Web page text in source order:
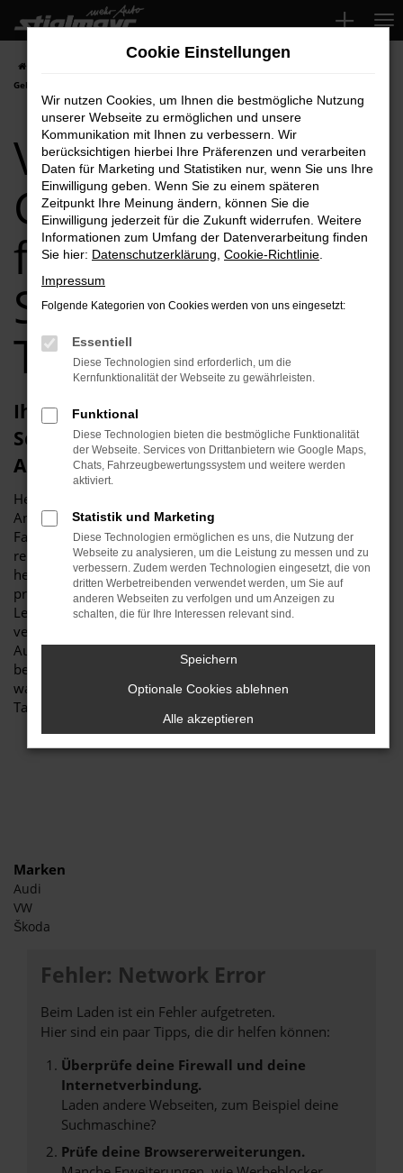
Zum
Hauptinhalt
springen
Gebrauchtwagen für Schrobenhausen Top-Angebote
VW Taigo
Gebrauchtwagen
für
Schrobenhausen
Top-Angebote
Ihren VW Taigo Gebrauchtwagen für
Schrobenhausen erhalten Sie im
Autohaus Stiglmayr
Herzlich willkommen bei Autohaus Stiglmayr – Ihre erste
Anlaufstelle für exzellente VW Taigo Gebrauchtwagen
Fahrzeuge für Schrobenhausen und Umgebung! Unser
renommiertes Autohaus ist stolz darauf, Ihnen eine
herausragende Auswahl an VW Taigo Gebrauchtwagen zu
präsentieren, die höchste Standards in Sachen Qualität und
Leistung erfüllen. Wir sind seit Jahren Ihr
vertrauenswürdiger Partner, wenn es um erstklassige
Automobile geht. Erfahren Sie mehr über unsere
beeindruckende VW Taigo Gebrauchtwagen Flotte und
warum Autohaus Stiglmayr die bevorzugte Adresse für VW
Taigo Gebrauchtwagen Liebhaber ist.
Marken
Audi
VW
Škoda
Fehler: Network Error
Beim Laden ist ein Fehler aufgetreten.
Hier sind ein paar Tipps, die dir helfen können:
Überprüfe deine Firewall und deine
Internetverbindung.
Laden andere Webseiten, zum Beispiel deine
Suchmaschine?
Prüfe deine Browsererweiterungen.
Cookie Einstellungen
Wir nutzen Cookies, um Ihnen die bestmögliche Nutzung
unserer Webseite zu ermöglichen und unsere
Kommunikation mit Ihnen zu verbessern. Wir
berücksichtigen hierbei Ihre Präferenzen und verarbeiten
Daten für Marketing und Statistiken nur, wenn Sie uns Ihre
Einwilligung geben. Wenn Sie zu einem späteren
Zeitpunkt Ihre Meinung ändern, können Sie die
Einwilligung jederzeit für die Zukunft widerrufen. Weitere
Informationen zum Umfang der Datenverarbeitung finden
Sie hier: Datenschutzerklärung Cookie-Richtlinie
Impressum
Folgende Kategorien von Cookies werden von uns eingesetzt:
Essentiell
Diese Technologien sind erforderlich, um die
Kernfunktionalität der Webseite zu gewährleisten.
Funktional
Diese Technologien bieten die bestmögliche Funktionalität
der Webseite. Services von Drittanbietern wie Google Maps,
Chats, Fahrzeugbewertungssystem und weitere werden
aktiviert.
Statistik und Marketing
Diese Technologien ermöglichen es uns, die Nutzung der
Webseite zu analysieren, um die Leistung zu messen und zu
verbessern. Zudem werden Technologien eingesetzt, die von
dritten Werbetreibenden verwendet werden, um Sie auf
anderen Webseiten zu verfolgen und um Anzeigen zu
schalten, die für Ihre Interessen relevant sind.
Speichern
Optionale Cookies ablehnen
Alle akzeptieren